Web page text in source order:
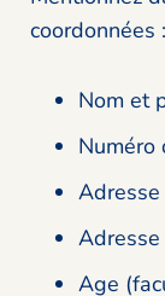
coordonnées :
Nom et
Numéro
Age